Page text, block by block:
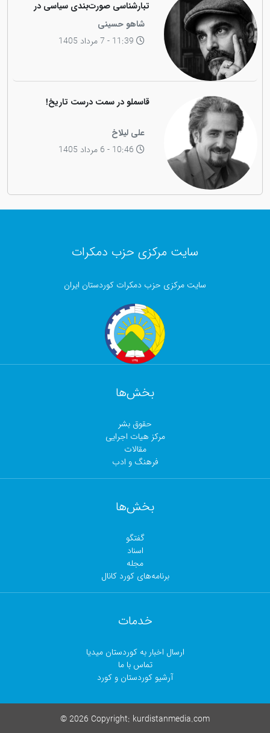
تبارشناسی صورت‌بندی سیاسی در
جامعه کوردی
شاهو حسینی
قاسملو در سمت درست تاریخ!
علی لیلاخ
سایت مرکزی حزب دمکرات
سایت مرکزی حزب دمکرات کوردستان ایران
بخش‌ها
حقوق بشر
مرکز هیات اجرایی
مقالات
فرهنگ و ادب
بخش‌ها
گفتگو
اسناد
مجلە
برنامەهای کورد کانال
خدمات
ارسال اخبار بە کوردستان میدیا
تماس با ما
آرشیو کوردستان و کورد
© 2026 Copyright: kurdistanmedia.com